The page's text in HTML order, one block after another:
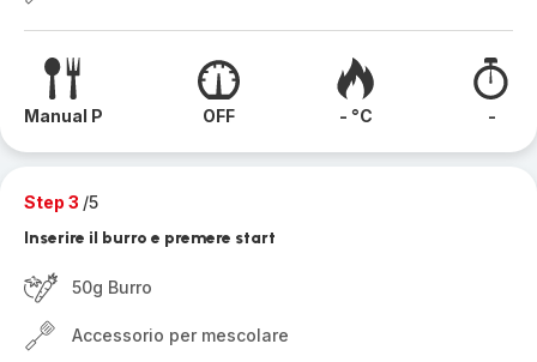
Manual P OFF - °C -
Step 3 /5
Inserire il burro e premere start
50g Burro
Accessorio per mescolare